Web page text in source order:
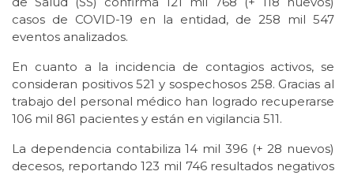
casos de COVID-19 en la entidad, de 258 mil 547
eventos analizados.
En cuanto a la incidencia de contagios activos, se
consideran positivos 521 y sospechosos 258. Gracias al
trabajo del personal médico han logrado recuperarse
106 mil 861 pacientes y están en vigilancia 511.
La dependencia contabiliza 14 mil 396 (+ 28 nuevos)
decesos, reportando 123 mil 746 resultados negativos